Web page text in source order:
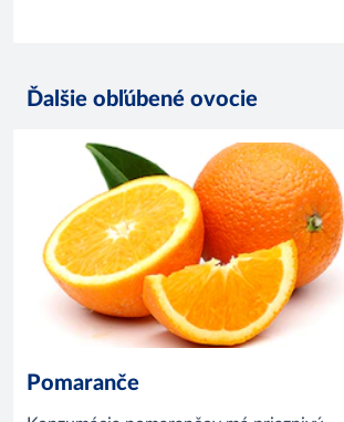
Ďalšie obľúbené ovocie
Pomaranče